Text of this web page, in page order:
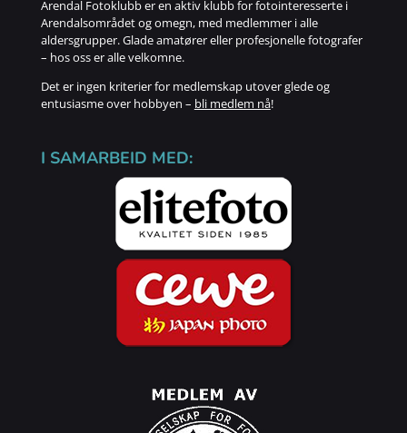
Arendal Fotoklubb er en aktiv klubb for fotointeresserte i
Arendalsområdet og omegn, med medlemmer i alle
aldersgrupper. Glade amatører eller profesjonelle fotografer
– hos oss er alle velkomne.
Det er ingen kriterier for medlemskap utover glede og
entusiasme over hobbyen – bli medlem nå!
I SAMARBEID MED: